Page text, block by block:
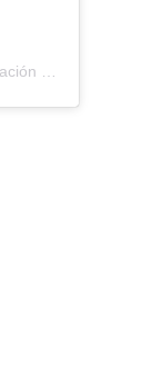
Una publicación compartida de Federación Montañismo Tenerife (@federacion_montanismo_tenerife)